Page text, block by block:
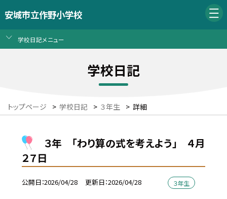
安城市立作野小学校
学校日記メニュー
学校日記
トップページ > 学校日記 > ３年生 > 詳細
３年 「わり算の式を考えよう」 ４月
２７日
公開日 2026/04/28 更新日 2026/04/28 ３年生